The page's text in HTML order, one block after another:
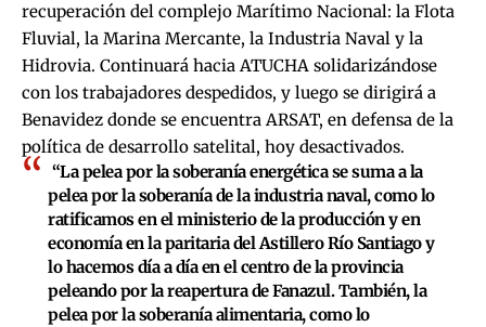
recuperación del complejo Marítimo Nacional: la Flota
Fluvial, la Marina Mercante, la Industria Naval y la
Hidrovia. Continuará hacia ATUCHA solidarizándose
con los trabajadores despedidos, y luego se dirigirá a
Benavidez donde se encuentra ARSAT, en defensa de la
política de desarrollo satelital, hoy desactivados.
“La pelea por la soberanía energética se suma a la
pelea por la soberanía de la industria naval, como lo
ratificamos en el ministerio de la producción y en
economía en la paritaria del Astillero Río Santiago y
lo hacemos día a día en el centro de la provincia
peleando por la reapertura de Fanazul. También, la
pelea por la soberanía alimentaria, como lo